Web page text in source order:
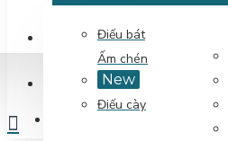
So sánh
Điếu bát
Ấm chén
New
Điếu cày
ĐĂNG NHẬP
ĐĂNG KÝ